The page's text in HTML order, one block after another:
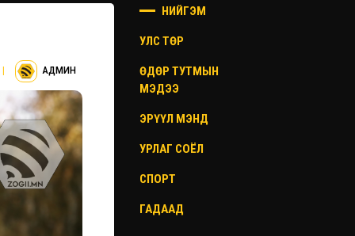
| АДМИН
НИЙГЭМ
УЛС ТӨР
ӨДӨР ТУТМЫН
МЭДЭЭ
ЭРҮҮЛ МЭНД
УРЛАГ СОЁЛ
СПОРТ
ГАДААД